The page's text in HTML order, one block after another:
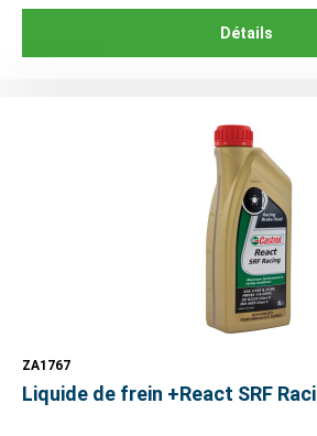
Détails
ZA1767
Liquide de frein +React SRF